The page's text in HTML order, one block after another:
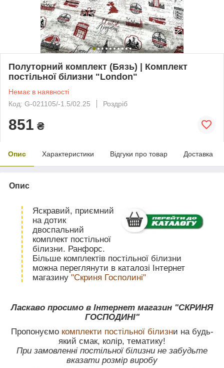
Полуторний комплект (Бязь) | Комплект
постільної білизни "London"
Немає в наявності
Код: G-021105/-1.5/02.25
Роздріб
851 ₴
Опис Характеристики Відгуки про товар Доставка
Опис
Яскравий, приємний
на дотик
двоспальний
комплект постільної
білизни. Ранфорс.
Більше комплектів постільної білизни
можна переглянути в каталозі Інтернет
магазину "Скриня Госполині"
Ласкаво просимо в Інтернет магазин "СКРИНЯ
ГОСПОДИНІ"
Пропонуємо комплекти постільної білизни на будь-
який смак, колір, тематику!
При замовленні постільної білизни не забудьте
вказати розмір виробу